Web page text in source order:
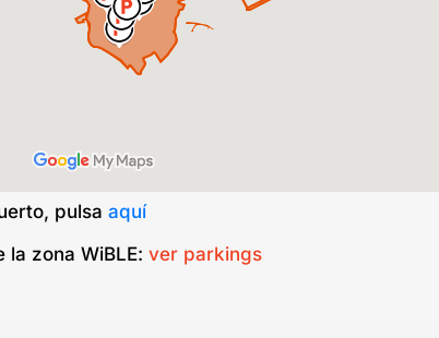
pulsaaquí
la zona WiBLE:ver parkings